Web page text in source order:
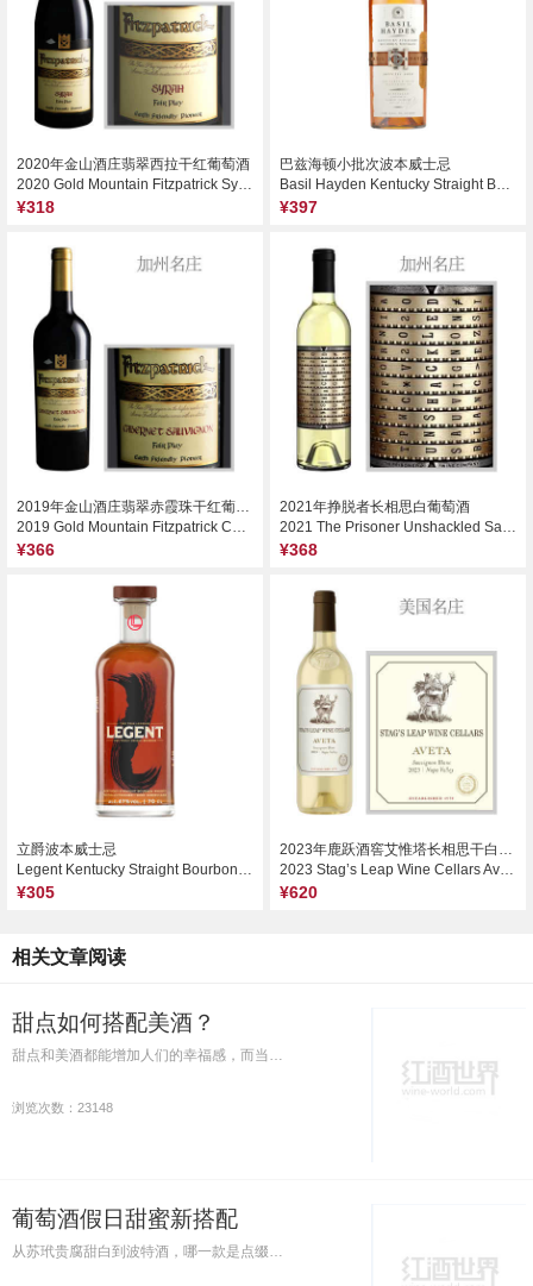
2020年金山酒庄翡翠西拉干红葡萄酒
¥318
巴兹海顿小批次波本威士忌
¥397
2019年金山酒庄翡翠赤霞珠干红葡萄酒
2019 Gold Mountain Fitzpatrick Cabernet Sauvignon, Fair Play, USA
¥366
2021年挣脱者长相思白葡萄酒
2021 The Prisoner Unshackled Sauvignon Blanc, California, USA
¥368
立爵波本威士忌
Legent Kentucky Straight Bourbon Whiskey, Kentucky, USA
¥305
2023年鹿跃酒窖艾惟塔长相思干白葡萄酒
2023 Stag’s Leap Wine Cellars Aveta Sauvignon Blanc, Napa Valley, USA
¥620
相关文章阅读
甜点如何搭配美酒？
甜点和美酒都能增加人们的幸福感，而当…
浏览次数：23148
葡萄酒假日甜蜜新搭配
从苏玳贵腐甜白到波特酒，哪一款是点缀…